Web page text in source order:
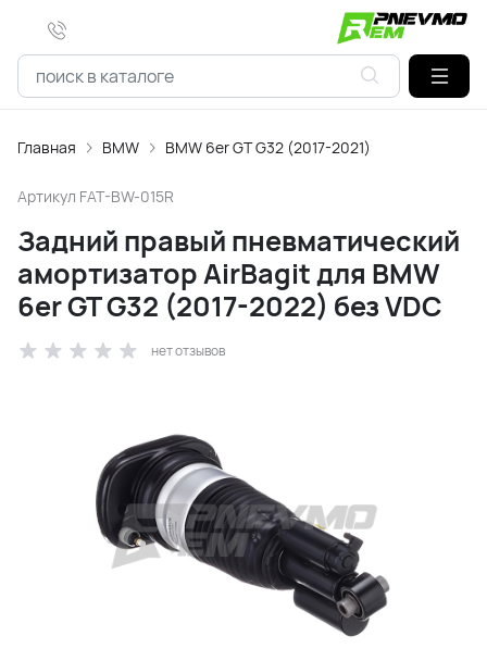
Главная BMW BMW 6er GT G32 (2017-2021)
Артикул FAT-BW-015R
Задний правый пневматический
амортизатор AirBagit для BMW
6er GT G32 (2017-2022) без VDC
нет отзывов